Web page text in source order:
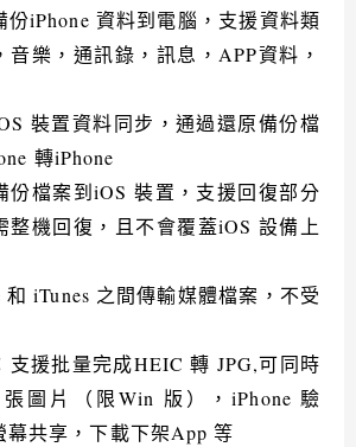
份iPhone 資料到電腦，支援資料類
音樂，通訊錄，訊息，APP資料，
裝置資料同步，通過還原備份檔
轉iPhone
份檔案到iOS 裝置，支援回復部分
整機回復，且不會覆蓋iOS 設備上
iTunes 之間傳輸媒體檔案，不受
支援批量完成HEIC 轉 JPG,可同時
圖片（限Win 版），iPhone 驗
幕共享，下載下架App 等